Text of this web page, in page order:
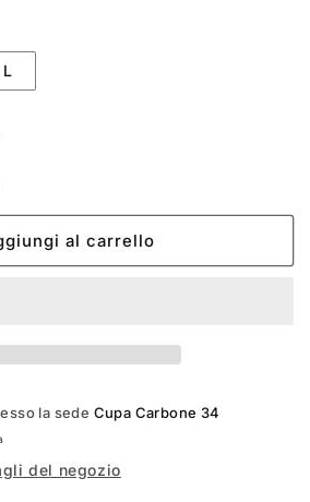
L
al carrello
la sede Cupa Carbone 34
del negozio